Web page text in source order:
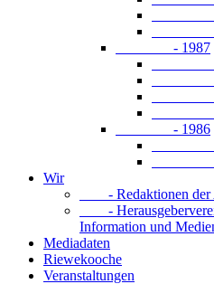
-
-
- 1987
-
-
-
-
- 1986
-
-
Wir
- Redaktionen der
-
Information und
Mediadaten
Riewekooche
Veranstaltungen